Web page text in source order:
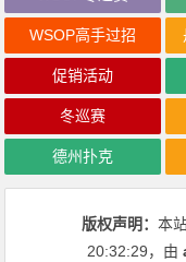
WSOP高手过招
促销活动
冬巡赛
德州扑克
版权声明：本
20:32:29，由